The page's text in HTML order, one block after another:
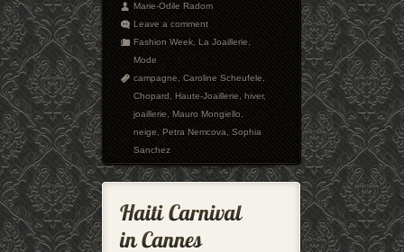
Marie-Odile Radom
Leave a comment
Fashion Week,La Joaillerie,
Mode
campagne,Caroline Scheufele,
Chopard,Haute-Joaillerie,hiver,
joaillerie,Mauro Mongiello,
neige,Petra Nemcova,Sophia
Sanchez